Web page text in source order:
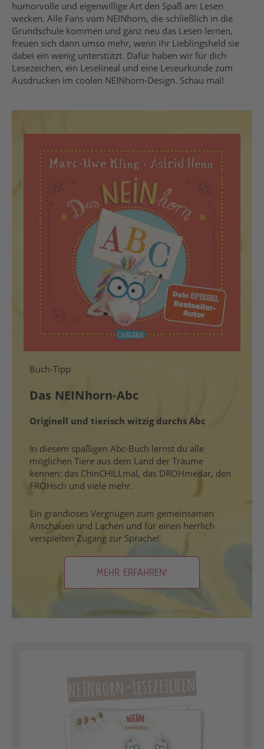
humorvolle und eigenwillige Art den Spaß am Lesen
wecken. Alle Fans vom NEINhorn, die schließlich in die
Grundschule kommen und ganz neu das Lesen lernen,
freuen sich dann umso mehr, wenn ihr Lieblingsheld sie
dabei ein wenig unterstützt. Dafür haben wir für dich
Lesezeichen, ein Leselineal und eine Leseurkunde zum
Ausdrucken im coolen NEINhorn-Design. Schau mal!
Buch-Tipp
Das NEINhorn-Abc
Originell und tierisch witzig durchs Abc
In diesem spaßigen Abc-Buch lernst du alle
möglichen Tiere aus dem Land der Träume
kennen: das ChinCHILLmal, das DROHmedar, den
FROHsch und viele mehr.
Ein grandioses Vergnügen zum gemeinsamen
Anschauen und Lachen und für einen herrlich
verspielten Zugang zur Sprache!
MEHR ERFAHREN!
NEINhorn-Lesezeichen